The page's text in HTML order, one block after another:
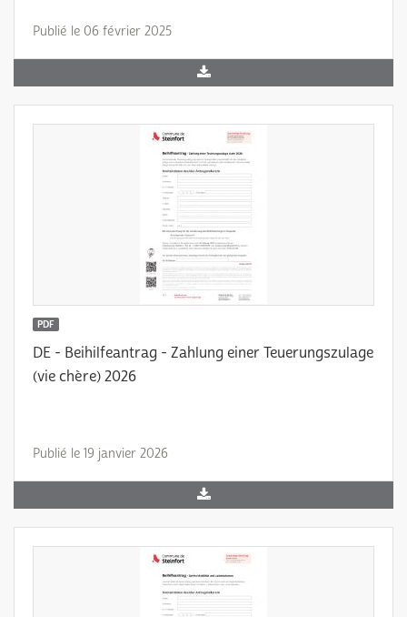
Publié le 06 février 2025
PDF
DE - Beihilfeantrag - Zahlung einer Teuerungszulage
(vie chère) 2026
Publié le 19 janvier 2026